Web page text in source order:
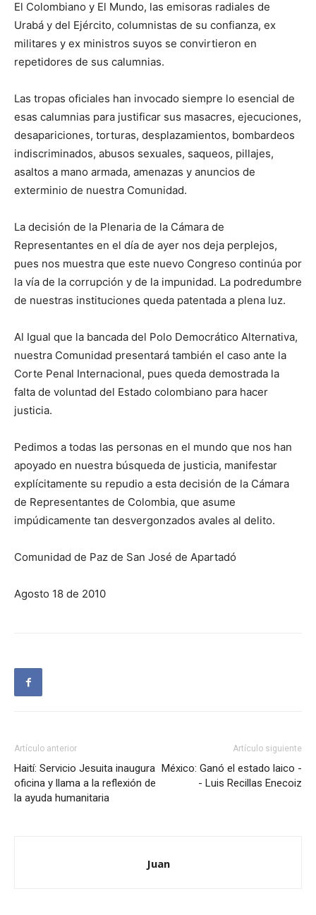
El Colombiano y El Mundo, las emisoras radiales de
Urabá y del Ejército, columnistas de su confianza, ex
militares y ex ministros suyos se convirtieron en
repetidores de sus calumnias.
Las tropas oficiales han invocado siempre lo esencial de
esas calumnias para justificar sus masacres, ejecuciones,
desapariciones, torturas, desplazamientos, bombardeos
indiscriminados, abusos sexuales, saqueos, pillajes,
asaltos a mano armada, amenazas y anuncios de
exterminio de nuestra Comunidad.
La decisión de la Plenaria de la Cámara de
Representantes en el día de ayer nos deja perplejos,
pues nos muestra que este nuevo Congreso continúa por
la vía de la corrupción y de la impunidad. La podredumbre
de nuestras instituciones queda patentada a plena luz.
Al Igual que la bancada del Polo Democrático Alternativa,
nuestra Comunidad presentará también el caso ante la
Corte Penal Internacional, pues queda demostrada la
falta de voluntad del Estado colombiano para hacer
justicia.
Pedimos a todas las personas en el mundo que nos han
apoyado en nuestra búsqueda de justicia, manifestar
explícitamente su repudio a esta decisión de la Cámara
de Representantes de Colombia, que asume
impúdicamente tan desvergonzados avales al delito.
Comunidad de Paz de San José de Apartadó
Agosto 18 de 2010
Artículo anterior
Haití: Servicio Jesuita inaugura
oficina y llama a la reflexión de
la ayuda humanitaria
Artículo siguiente
México: Ganó el estado laico -
- Luis Recillas Enecoiz
Juan